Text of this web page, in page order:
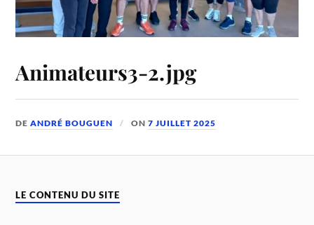
Animateurs3-2.jpg
DEANDRÉ BOUGUEN ON7 JUILLET 2025
LE CONTENU DU SITE